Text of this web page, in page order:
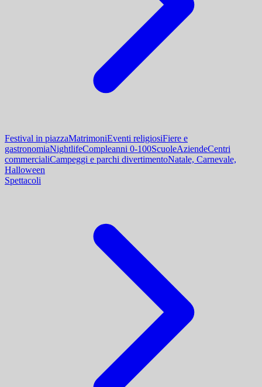
Festival in piazzaMatrimoniEventi religiosiFiere e
gastronomiaNightlifeCompleanni 0-100ScuoleAziendeCentri
commercialiCampeggi e parchi divertimentoNatale, Carnevale,
Halloween
Spettacoli